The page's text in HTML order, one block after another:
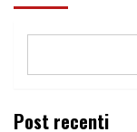
Post recenti